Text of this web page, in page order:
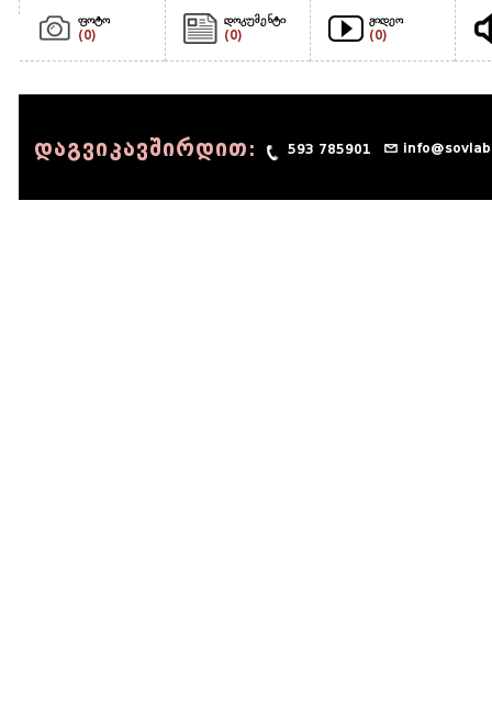
ფოტო
(0)
დოკუმენტი
(0)
ვიდეო
(0)
დაგვიკავშირდით: 593 785901